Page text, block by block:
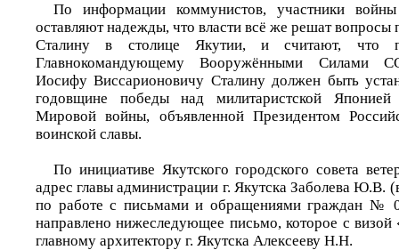
По информации коммунистов, участники
оставляют надежды, что власти всё же решат вопросы
Сталину в столице Якутии, и считают, что
Главнокомандующему Вооружёнными Силами
Иосифу Виссарионовичу Сталину должен быть
годовщине победы над милитаристской
Мировой войны, объявленной Президентом
воинской славы.
По инициативе Якутского городского совета
адрес главы администрации г. Якутска Заболева Ю.В.
по работе с письмами и обращениями граждан №
направлено нижеследующее письмо, которое с визой
главному архитектору г. Якутска Алексееву Н.Н.